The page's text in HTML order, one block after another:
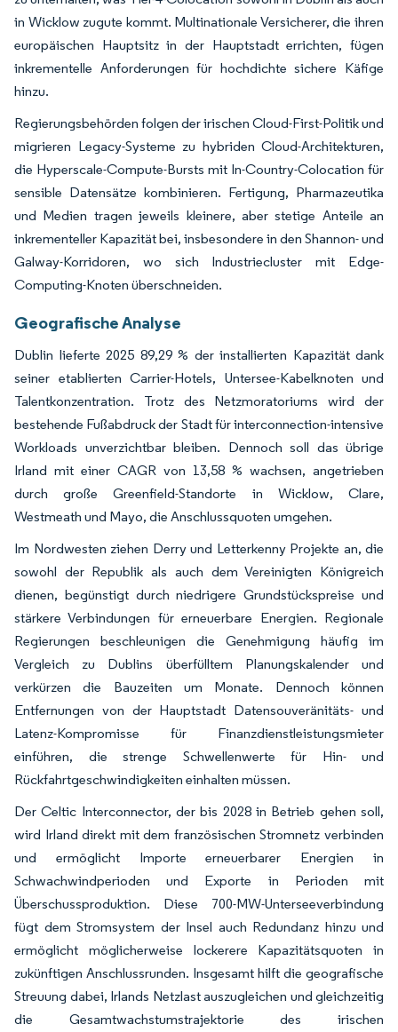
in Wicklow zugute kommt. Multinationale Versicherer, die ihren
europäischen Hauptsitz in der Hauptstadt errichten, fügen
inkrementelle Anforderungen für hochdichte sichere Käfige
hinzu.
Regierungsbehörden folgen der irischen Cloud-First-Politik und
migrieren Legacy-Systeme zu hybriden Cloud-Architekturen,
die Hyperscale-Compute-Bursts mit In-Country-Colocation für
sensible Datensätze kombinieren. Fertigung, Pharmazeutika
und Medien tragen jeweils kleinere, aber stetige Anteile an
inkrementeller Kapazität bei, insbesondere in den Shannon- und
Galway-Korridoren, wo sich Industriecluster mit Edge-
Computing-Knoten überschneiden.
Geografische Analyse
Dublin lieferte 2025 89,29 % der installierten Kapazität dank
seiner etablierten Carrier-Hotels, Untersee-Kabelknoten und
Talentkonzentration. Trotz des Netzmoratoriums wird der
bestehende Fußabdruck der Stadt für interconnection-intensive
Workloads unverzichtbar bleiben. Dennoch soll das übrige
Irland mit einer CAGR von 13,58 % wachsen, angetrieben
durch große Greenfield-Standorte in Wicklow, Clare,
Westmeath und Mayo, die Anschlussquoten umgehen.
Im Nordwesten ziehen Derry und Letterkenny Projekte an, die
sowohl der Republik als auch dem Vereinigten Königreich
dienen, begünstigt durch niedrigere Grundstückspreise und
stärkere Verbindungen für erneuerbare Energien. Regionale
Regierungen beschleunigen die Genehmigung häufig im
Vergleich zu Dublins überfülltem Planungskalender und
verkürzen die Bauzeiten um Monate. Dennoch können
Entfernungen von der Hauptstadt Datensouveränitäts- und
Latenz-Kompromisse für Finanzdienstleistungsmieter
einführen, die strenge Schwellenwerte für Hin- und
Rückfahrtgeschwindigkeiten einhalten müssen.
Der Celtic Interconnector, der bis 2028 in Betrieb gehen soll,
wird Irland direkt mit dem französischen Stromnetz verbinden
und ermöglicht Importe erneuerbarer Energien in
Schwachwindperioden und Exporte in Perioden mit
Überschussproduktion. Diese 700-MW-Unterseeverbindung
fügt dem Stromsystem der Insel auch Redundanz hinzu und
ermöglicht möglicherweise lockerere Kapazitätsquoten in
zukünftigen Anschlussrunden. Insgesamt hilft die geografische
Streuung dabei, Irlands Netzlast auszugleichen und gleichzeitig
die Gesamtwachstumstrajektorie des irischen